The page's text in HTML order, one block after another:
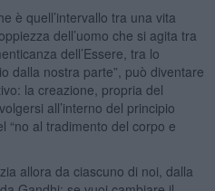
è quell’intervallo tra una vita
dell’uomo che si agita tra
dell’Essere, tra lo
dalla nostra parte”, può diventare
la creazione, propria del
all’interno del principio
“no al tradimento del corpo e
allora da ciascuno di noi, dalla